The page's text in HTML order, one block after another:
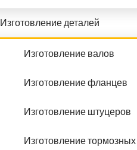
Изготовление деталей
Изготовление валов
Изготовление фланцев
Изготовление штуцеров
Изготовление